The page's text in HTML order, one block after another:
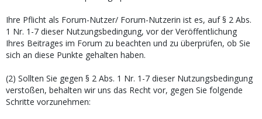
Ihre Pflicht als Forum-Nutzer/ Forum-Nutzerin ist es, auf § 2 Abs.
1 Nr. 1-7 dieser Nutzungsbedingung, vor der Veröffentlichung
Ihres Beitrages im Forum zu beachten und zu überprüfen, ob Sie
sich an diese Punkte gehalten haben.
(2) Sollten Sie gegen § 2 Abs. 1 Nr. 1-7 dieser Nutzungsbedingung
verstoßen, behalten wir uns das Recht vor, gegen Sie folgende
Schritte vorzunehmen: